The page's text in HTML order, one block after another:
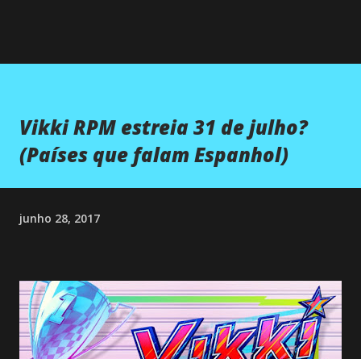
Vikki RPM estreia 31 de julho?
(Países que falam Espanhol)
junho 28, 2017